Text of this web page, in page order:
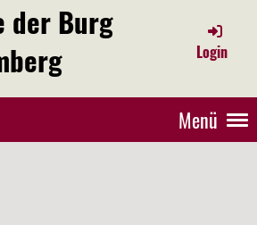
der Burg
Login
Menü